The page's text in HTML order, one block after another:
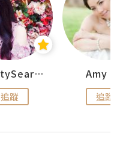
BeautySearch
追蹤
Amy
追蹤